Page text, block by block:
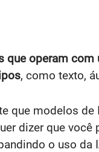
que operam
, como texto,
que modelos
dizer que
o uso